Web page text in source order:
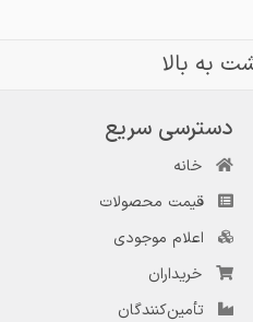
به بالا
دسترسی سریع
خانه
قیمت محصولات
اعلام موجودی
خریداران
تأمین‌کنندگان